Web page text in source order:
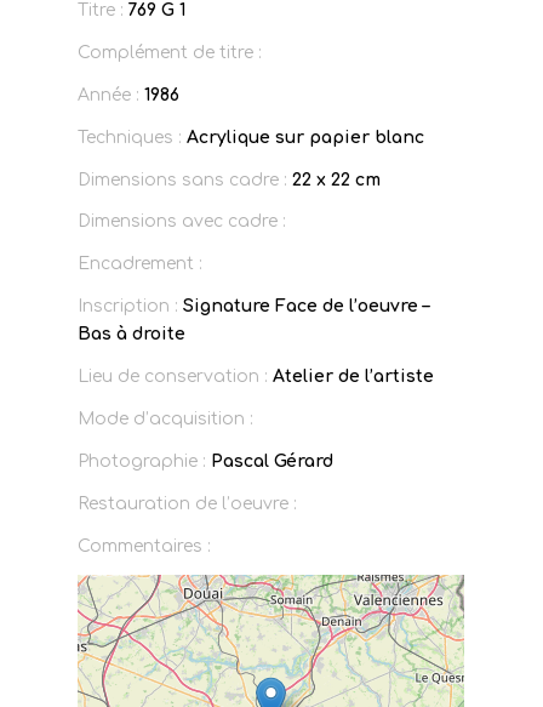
Titre : 769 G 1
Complément de titre :
Année : 1986
Techniques : Acrylique sur papier blanc
Dimensions sans cadre : 22 x 22 cm
Dimensions avec cadre :
Encadrement :
Inscription : Signature Face de l’oeuvre –
Bas à droite
Lieu de conservation : Atelier de l’artiste
Mode d’acquisition :
Photographie : Pascal Gérard
Restauration de l’oeuvre :
Commentaires :